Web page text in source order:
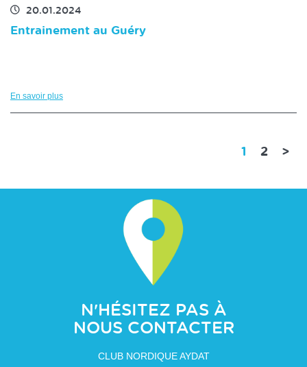
20.01.2024
Entrainement au Guéry
En savoir plus
1 (current)
2 >
N'HÉSITEZ PAS À
NOUS CONTACTER
CLUB NORDIQUE AYDAT